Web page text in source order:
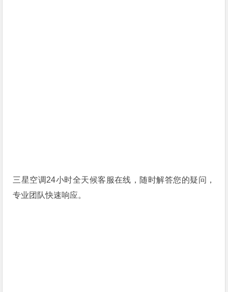
三星空调24小时全天候客服在线，随时解答您的疑问，
专业团队快速响应。